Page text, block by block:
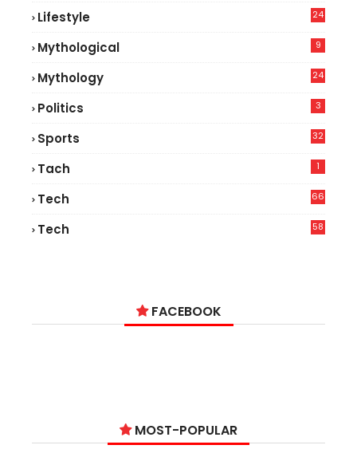
Lifestyle
24
Mythological 9
Mythology 24
Politics 3
Sports 32
Tach 1
Tech
66
Tech
58
FACEBOOK
MOST-POPULAR